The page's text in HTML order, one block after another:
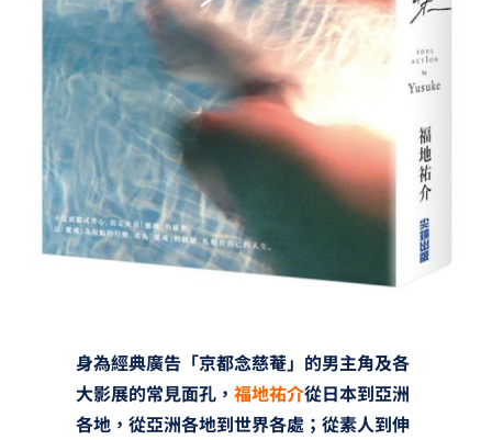
身為經典廣告「京都念慈菴」的男主角及各
大影展的常見面孔， 福地祐介從日本到亞洲
各地，從亞洲各地到世界各處；從素人到伸